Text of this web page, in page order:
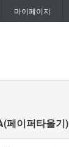
마이페이지
페이퍼타올기)